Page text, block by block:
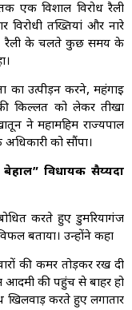
एक विशाल विरोध रैली
विरोधी तख्तियां और नारे
रैली के चलते कुछ समय के
का उत्पीड़न करने, महंगाई
किल्लत को लेकर तीखा
ने महामहिम राज्यपाल
को सौंपा।
विधायक सैय्यदा
करते हुए डुमरियागंज
बताया। उन्होंने कहा
की कमर तोड़कर रख दी
की पहुंच से बाहर हो
करते हुए लगातार